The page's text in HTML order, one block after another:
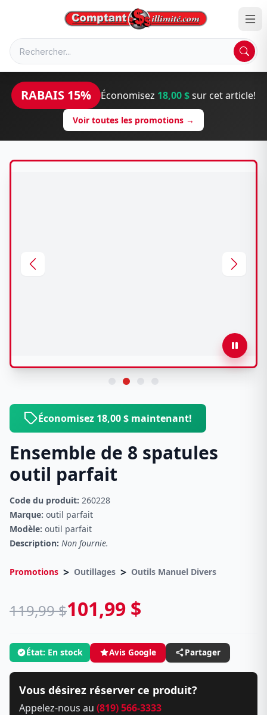
RABAIS 15% Économisez 18,00 $sur cet article!
Voir toutes les promotions →
Économisez 18,00 $ maintenant!
Ensemble de 8 spatules
outil parfait
Code du produit: 260228
Marque: outil parfait
Modèle: outil parfait
Description: Non fournie.
Promotions > Outillages > Outils Manuel Divers
119,99 $101,99 $
État: En stock Avis Google Partager
Vous désirez réserver ce produit?
Appelez-nous au (819) 566-3333